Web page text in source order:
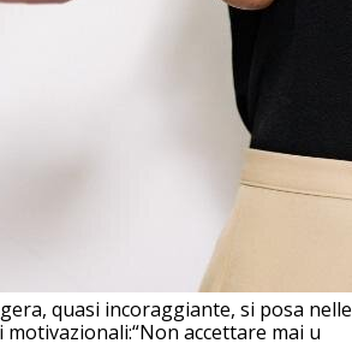
quasi incoraggiante, si posa nelle
accettare mai u